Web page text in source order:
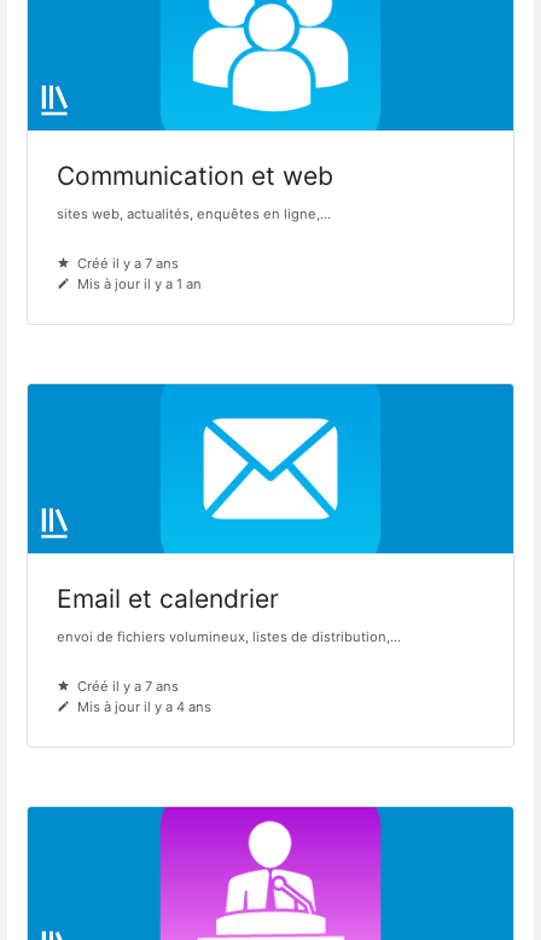
Communication et web
sites web, actualités, enquêtes en ligne,...
Créé il y a 7 ans
Mis à jour il y a 1 an
Email et calendrier
envoi de fichiers volumineux, listes de distribution,...
Créé il y a 7 ans
Mis à jour il y a 4 ans